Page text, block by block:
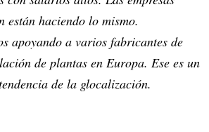
están haciendo lo mismo.
apoyando a varios fabricantes de
de plantas en Europa. Ese es un
de la glocalización.